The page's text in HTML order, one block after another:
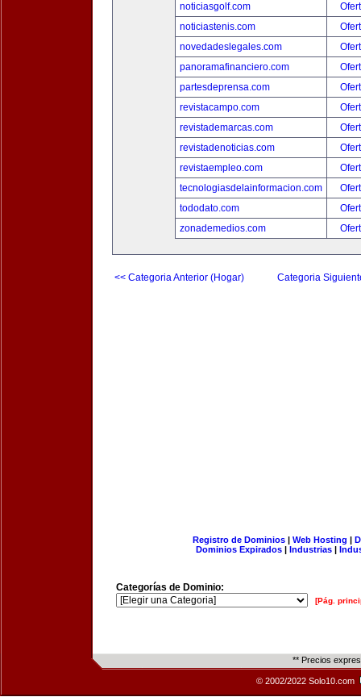
noticiasgolf.com
noticiastenis.com
novedadeslegales.com
panoramafinanciero.com
partesdeprensa.com
revistacampo.com
revistademarcas.com
revistadenoticias.com
revistaempleo.com
tecnologiasdelainformacion.com
tododato.com
zonademedios.com
<< Categoria Anterior (Hogar) Categoria
Registro de Dominios| Web Hosting |
Dominios Expirados | Industrias |
Categorías de Dominio:
[Pág.
** Precios
© 2002/2022 Solo10.com